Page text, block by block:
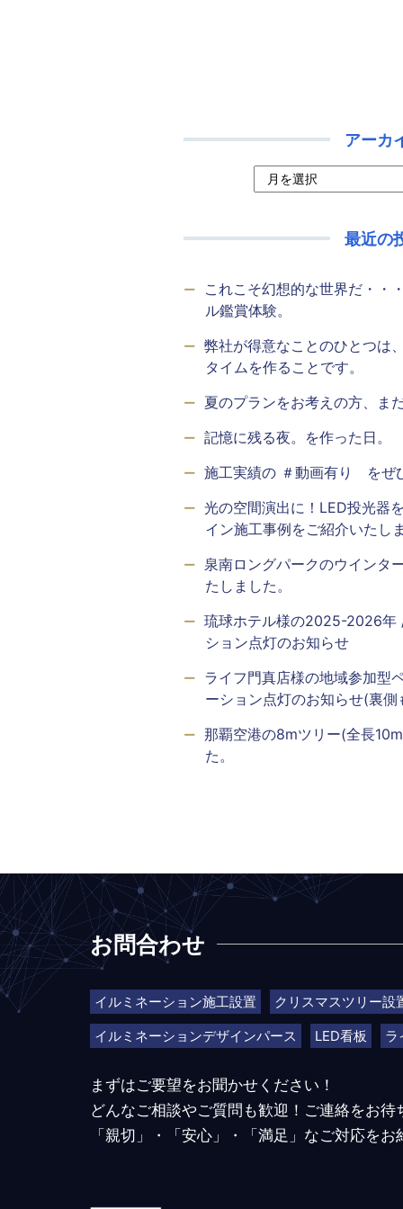
アーカ
最近の
これこそ幻想的な世界だ・・
ル鑑賞体験。
弊社が得意なことのひとつは
タイムを作ることです。
夏のプランをお考えの方、ま
記憶に残る夜。を作った日。
施工実績の ＃動画有り をぜ
光の空間演出に！LED投光器
イン施工事例をご紹介いたし
泉南ロングパークのウインタ
たしました。
琉球ホテル様の2025-2026年
ション点灯のお知らせ
ライフ門真店様の地域参加型
ーション点灯のお知らせ(裏
那覇空港の8mツリー(全長
た。
お問合わせ
イルミネーション施工設置
クリスマスツリー設
イルミネーションデザインパース
LED看板 ラ
まずはご要望をお聞かせください！
どんなご相談やご質問も歓迎！ご連絡をお待
「親切」・「安心」・「満足」なご対応を